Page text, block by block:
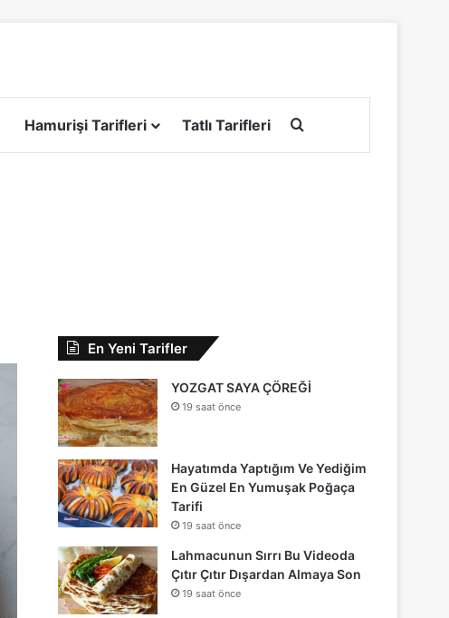
Hamurişi Tarifleri Tatlı Tarifleri
En Yeni Tarifler
YOZGAT SAYA ÇÖREĞİ
19 saat önce
Hayatımda Yaptığım Ve Yediğim
En Güzel En Yumuşak Poğaça
Tarifi
19 saat önce
Lahmacunun Sırrı Bu Videoda
Çıtır Çıtır Dışardan Almaya Son
19 saat önce